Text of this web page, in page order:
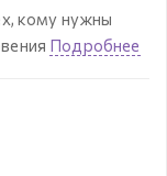
кому нужны
Подробнее